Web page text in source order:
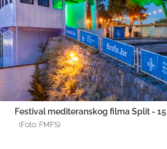
Festival mediteranskog filma Split - 15
(Foto: FMFS)